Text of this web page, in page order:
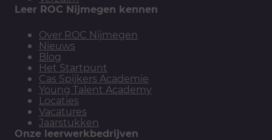
Leer ROC Nijmegen kennen
Over ROC Nijmegen
Nieuws
Blog
Het Startpunt
Cas Spijkers Academie
Young Talent Academy
Locaties
Vacatures
Jaarstukken
Onze leerwerkbedrijven